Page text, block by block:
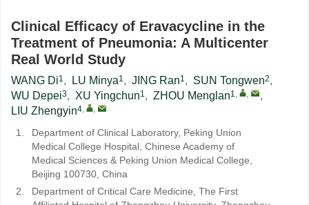
Clinical Efficacy of Eravacycline in the
Treatment of Pneumonia: A Multicenter
Real World Study
WANG Di1, LU Minya1, JING Ran1, SUN Tongwen2,
WU Depei3, XU Yingchun1, ZHOU Menglan1, ,
,
LIU Zhengyin4, ,
1.
Department of Clinical Laboratory, Peking Union
Medical College Hospital, Chinese Academy of
Medical Sciences & Peking Union Medical College,
Beijing 100730, China
2.
Department of Critical Care Medicine, The First